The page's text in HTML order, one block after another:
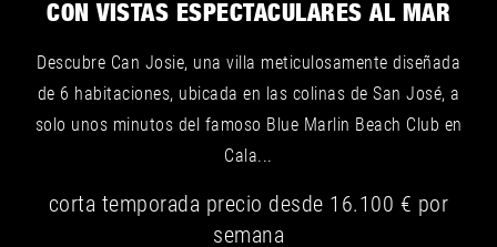
CON VISTAS ESPECTACULARES AL MAR
Descubre Can Josie, una villa meticulosamente diseñada
de 6 habitaciones, ubicada en las colinas de San José, a
solo unos minutos del famoso Blue Marlin Beach Club en
Cala...
corta temporada precio desde 16.100 € por
semana